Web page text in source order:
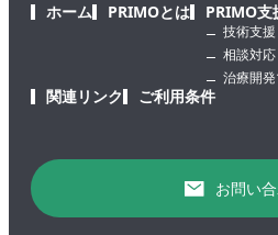
ホーム PRIMOとは PRIMO支
技術支援
相談対応
治療開
関連リンク ご利用条件
お問い